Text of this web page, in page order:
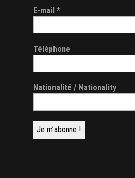
E-mail *
Téléphone
Nationalité / Nationality